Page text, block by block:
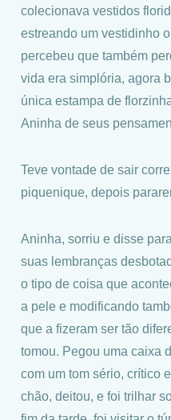
colecionava vestidos
estreando um vestidinho
percebeu que também
vida era simplória, agora
única estampa de
Aninha de seus
Teve vontade de sair
piquenique, depois
Aninha, sorriu e disse
suas lembranças
o tipo de coisa que
a pele e modificando
que a fizeram ser tão
tomou. Pegou uma caixa
com um tom sério, crítico
chão, deitou, e foi trilhar